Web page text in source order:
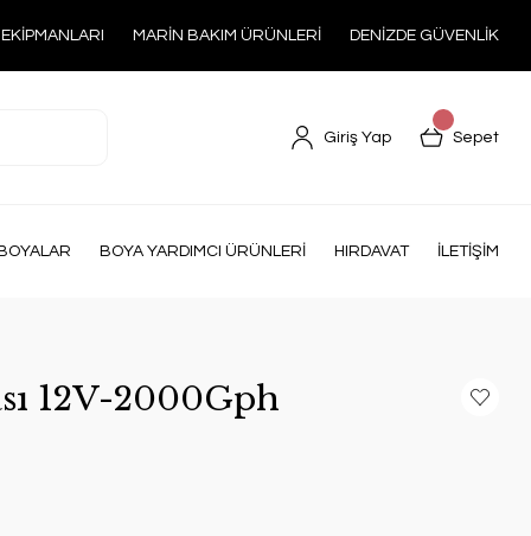
MARİN BAKIM ÜRÜNLERİ DENİZDE GÜVENLİK
Giriş Yap Sepet
BOYA YARDIMCI ÜRÜNLERİ HIRDAVAT İLETİŞİM
12V-2000Gph